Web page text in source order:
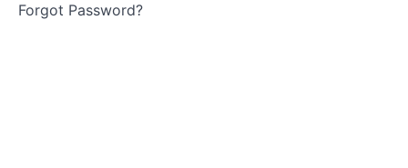
Forgot Password?